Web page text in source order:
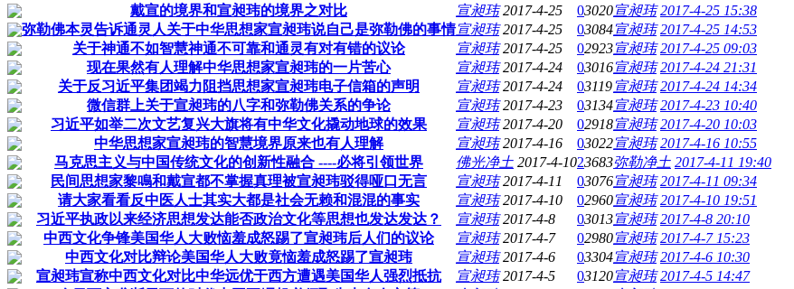
戴宣的境界和宣昶玮的境界之对比
宣昶玮 2017-4-25 03020宣昶玮 2017-4-25 15:38
弥勒佛本灵告诉通灵人关于中华思想家宣昶玮说自己是弥勒佛的事情宣昶玮 2017-4-25 03084宣昶玮 2017-4-25 14:53
关于神通不如智慧神通不可靠和通灵有对有错的议论
宣昶玮 2017-4-25 02923宣昶玮 2017-4-25 09:03
现在果然有人理解中华思想家宣昶玮的一片苦心
宣昶玮 2017-4-24 03016宣昶玮 2017-4-24 21:31
关于反习近平集团竭力阻挡思想家宣昶玮电子信箱的声明
宣昶玮 2017-4-24 03119 宣昶玮 2017-4-24 14:34
微信群上关于宣昶玮的八字和弥勒佛关系的争论
宣昶玮 2017-4-23 03134宣昶玮 2017-4-23 10:40
习近平如举二次文艺复兴大旗将有中华文化撬动地球的效果
宣昶玮 2017-4-20 02918宣昶玮 2017-4-20 10:03
中华思想家宣昶玮的智慧境界原来也有人理解
宣昶玮 2017-4-16 03022宣昶玮 2017-4-16 10:55
马克思主义与中国传统文化的创新性融合 ----必将引领世界
佛光净土 2017-4-1023683弥勒净土 2017-4-11 19:40
民间思想家黎鳴和戴宣都不掌握真理被宣昶玮驳得哑口无言
宣昶玮 2017-4-11 03076宣昶玮 2017-4-11 09:34
请大家看看反中医人士其实大都是社会无赖和混混的事实
宣昶玮 2017-4-10 02960宣昶玮 2017-4-10 19:51
习近平执政以来经济思想发达能否政治文化等思想也发达发达？
宣昶玮 2017-4-8 03013宣昶玮 2017-4-8 20:10
中西文化争锋美国华人大败恼羞成怒踢了宣昶玮后人们的议论
宣昶玮 2017-4-7 02980宣昶玮 2017-4-7 15:23
中西文化对比辩论美国华人大败竟恼羞成怒踢了宣昶玮
宣昶玮 2017-4-6 03304宣昶玮 2017-4-6 10:30
宣昶玮宣称中西文化对比中华远优于西方遭遇美国华人强烈抵抗
宣昶玮 2017-4-5 03120宣昶玮 2017-4-5 14:47